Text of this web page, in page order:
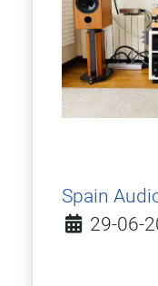
Spain
Detalles
29-06-